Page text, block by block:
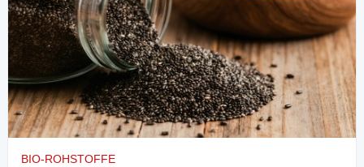
BIO-ROHSTOFFE